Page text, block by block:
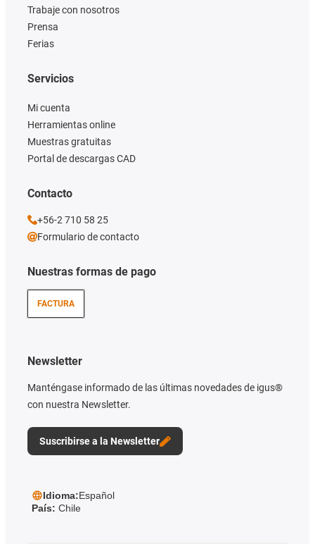
Trabaje con nosotros
Prensa
Ferias
Nuestras formas de pago
FACTURA
Servicios
Mi cuenta
Herramientas online
Muestras gratuitas
Portal de descargas CAD
Newsletter
Manténgase informado de las últimas novedades de igus®
con nuestra Newsletter.
Suscribirse a la Newsletter
Contacto
+56-2 710 58 25
Formulario de contacto
Idioma:Español
País: Chile